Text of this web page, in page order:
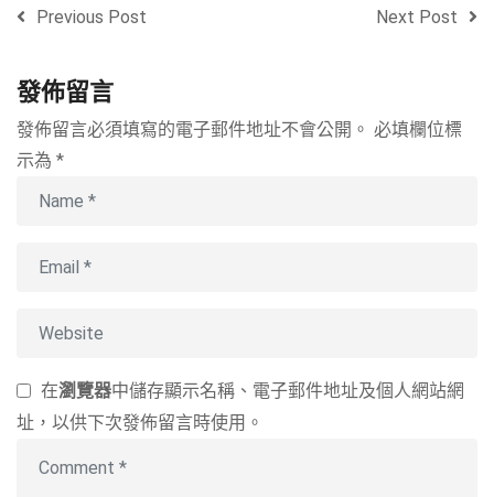
Previous Post Next Post
發佈留言
發佈留言必須填寫的電子郵件地址不會公開。 必填欄位標
示為 *
在瀏覽器中儲存顯示名稱、電子郵件地址及個人網站網
址，以供下次發佈留言時使用。